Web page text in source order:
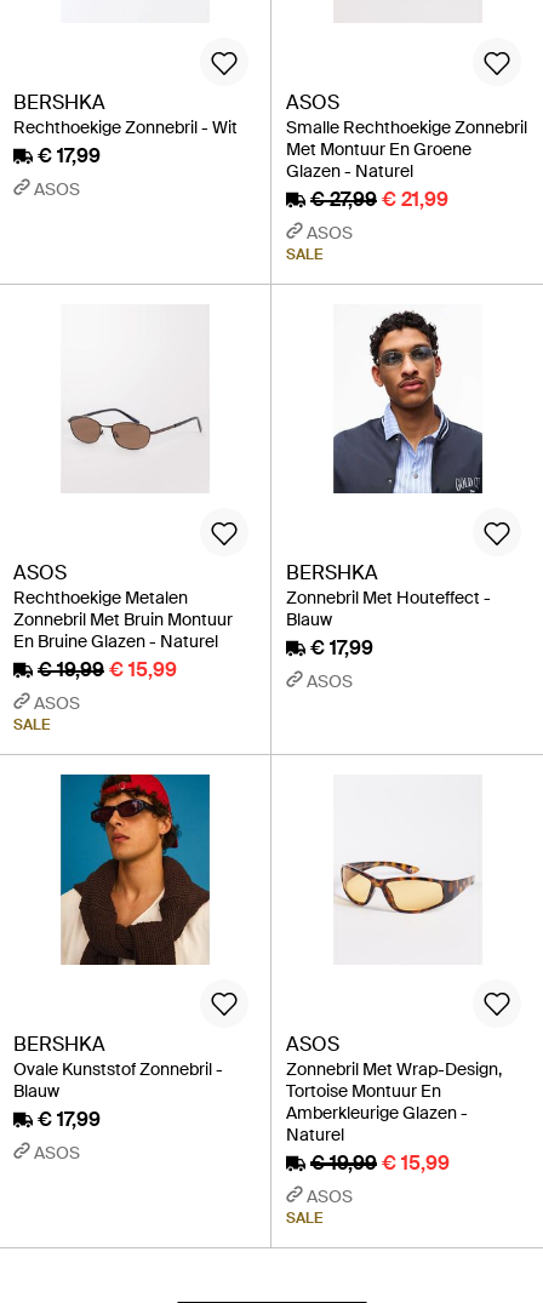
BERSHKA
Rechthoekige Zonnebril - Wit
€ 17,99
ASOS
ASOS
Smalle Rechthoekige Zonnebril
Met Montuur En Groene
Glazen - Naturel
€ 27,99€ 21,99
ASOS
SALE
ASOS
Rechthoekige Metalen
Zonnebril Met Bruin Montuur
En Bruine Glazen - Naturel
€ 19,99€ 15,99
ASOS
SALE
BERSHKA
Zonnebril Met Houteffect -
Blauw
€ 17,99
ASOS
BERSHKA
Ovale Kunststof Zonnebril -
Blauw
€ 17,99
ASOS
ASOS
Zonnebril Met Wrap-Design,
Tortoise Montuur En
Amberkleurige Glazen -
Naturel
€ 19,99€ 15,99
ASOS
SALE